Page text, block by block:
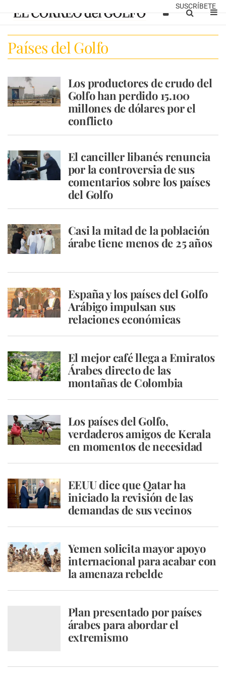
SUSCRÍBETE
Países del Golfo
Los productores de crudo del
Golfo han perdido 15.100
millones de dólares por el
conflicto
El canciller libanés renuncia
por la controversia de sus
comentarios sobre los países
del Golfo
Casi la mitad de la población
árabe tiene menos de 25 años
España y los países del Golfo
Arábigo impulsan sus
relaciones económicas
El mejor café llega a Emiratos
Árabes directo de las
montañas de Colombia
Los países del Golfo,
verdaderos amigos de Kerala
en momentos de necesidad
EEUU dice que Qatar ha
iniciado la revisión de las
demandas de sus vecinos
Yemen solicita mayor apoyo
internacional para acabar con
la amenaza rebelde
Plan presentado por países
árabes para abordar el
extremismo